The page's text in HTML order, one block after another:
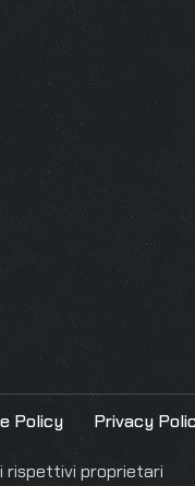
Policy Privacy
rispettivi proprietari